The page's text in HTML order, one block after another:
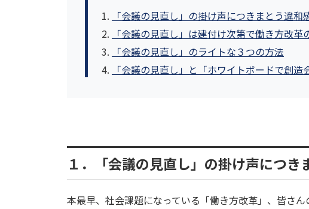
「会議の見直し」の掛け声につきまとう違和
「会議の見直し」は建付け次第で働き方改革
「会議の見直し」のライトな３つの方法
「会議の見直し」と「ホワイトボードで創造
１．「会議の見直し」の掛け声につき
本最早、社会課題になっている「働き方改革」、皆さ